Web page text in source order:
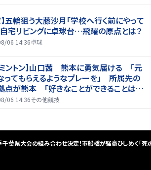
】五輪狙う大藤沙月「学校へ行く前にやって
自宅リビングに卓球台…飛躍の原点とは？
06 14:36卓球
ミントン】山口茜 熊本に勇気届ける 「元
ってもらえるようなプレーを」 所属先の
点が熊本 「好きなことができることは当
ゃない」
06 14:36その他競技
千葉県大会の組み合わせ決定！市船橋が強豪ひしめく「死